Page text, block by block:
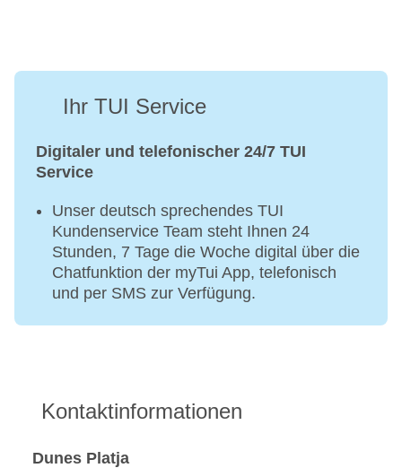
Ihr TUI Service
Digitaler und telefonischer 24/7 TUI
Service
Unser deutsch sprechendes TUI
Kundenservice Team steht Ihnen 24
Stunden, 7 Tage die Woche digital über die
Chatfunktion der myTui App, telefonisch
und per SMS zur Verfügung.
Kontaktinformationen
Dunes Platja